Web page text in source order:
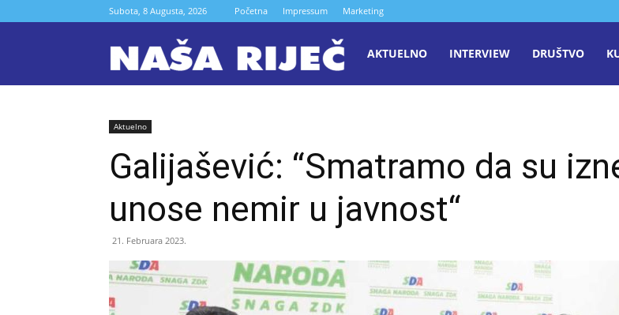
Subota, 8 Augusta, 2026 Početna Impressum Marketing
Naša
Zenica
AKTUELNO INTERVIEW DRUŠTVO
Aktuelno
Galijašević: “Smatramo da su
unose nemir u javnost“
21. Februara 2023.